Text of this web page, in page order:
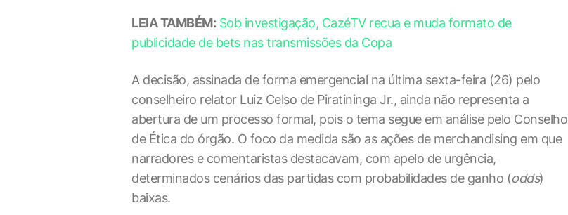
LEIA TAMBÉM: Sob investigação, CazéTV recua e muda formato de
publicidade de bets nas transmissões da Copa
A decisão, assinada de forma emergencial na última sexta-feira (26) pelo
conselheiro relator Luiz Celso de Piratininga Jr., ainda não representa a
abertura de um processo formal, pois o tema segue em análise pelo Conselho
de Ética do órgão. O foco da medida são as ações de merchandising em que
narradores e comentaristas destacavam, com apelo de urgência,
determinados cenários das partidas com probabilidades de ganho (odds)
baixas.